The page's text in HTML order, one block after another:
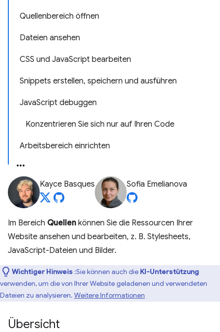
Quellenbereich öffnen
Dateien ansehen
CSS und JavaScript bearbeiten
Snippets erstellen, speichern und ausführen
JavaScript debuggen
Konzentrieren Sie sich nur auf Ihren Code
Arbeitsbereich einrichten
Kayce Basques Sofia Emelianova
Im Bereich Quellen können Sie die Ressourcen Ihrer
Website ansehen und bearbeiten, z. B. Stylesheets,
JavaScript-Dateien und Bilder.
Wichtiger Hinweis :Sie können auch die KI-Unterstützung
verwenden, um die von Ihrer Website geladenen und verwendeten
Dateien zu analysieren. Weitere Informationen
Übersicht